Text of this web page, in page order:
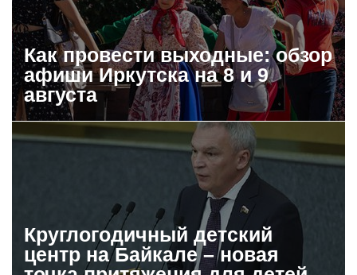
Как провести выходные: обзор
афиши Иркутска на 8 и 9
августа
Круглогодичный детский
центр на Байкале – новая